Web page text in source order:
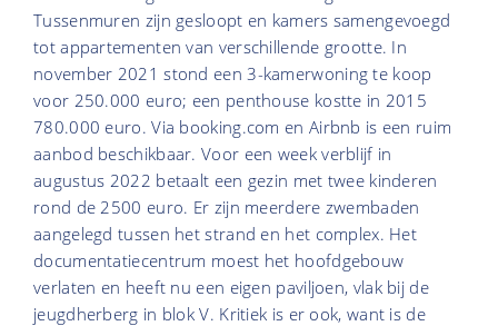
Tussenmuren zijn gesloopt en kamers samengevoegd
tot appartementen van verschillende grootte. In
november 2021 stond een 3-kamerwoning te koop
voor 250.000 euro; een penthouse kostte in 2015
780.000 euro. Via booking.com en Airbnb is een ruim
aanbod beschikbaar. Voor een week verblijf in
augustus 2022 betaalt een gezin met twee kinderen
rond de 2500 euro. Er zijn meerdere zwembaden
aangelegd tussen het strand en het complex. Het
documentatiecentrum moest het hoofdgebouw
verlaten en heeft nu een eigen paviljoen, vlak bij de
jeugdherberg in blok V. Kritiek is er ook, want is de